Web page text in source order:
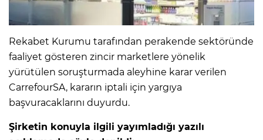
Rekabet Kurumu tarafından perakende sektöründe
faaliyet gösteren zincir marketlere yönelik
yürütülen soruşturmada aleyhine karar verilen
CarrefourSA, kararın iptali için yargıya
başvuracaklarını duyurdu.
Şirketin konuyla ilgili yayımladığı yazılı